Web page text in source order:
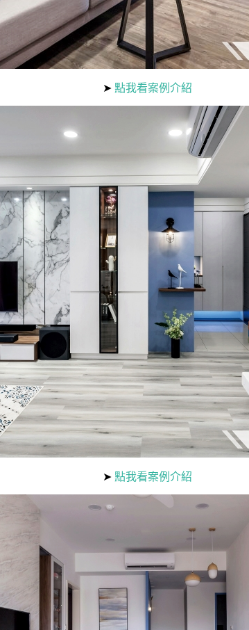
➤點我看案例介紹
➤點我看案例介紹